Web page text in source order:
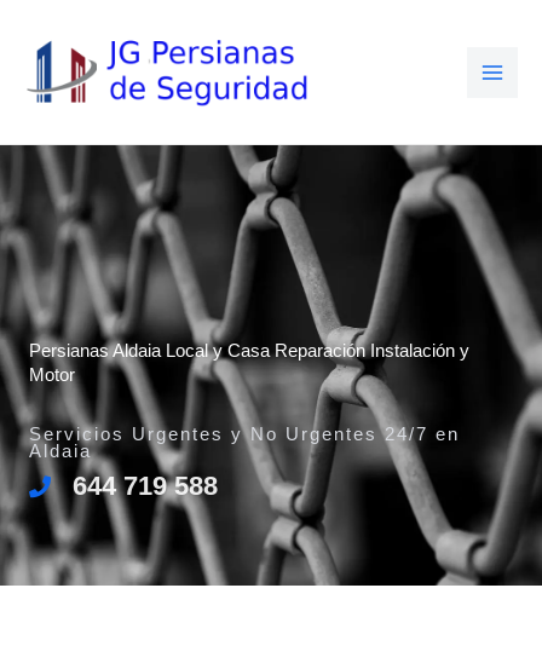
contenido
Persianas Aldaia Local y Casa Reparación Instalación y
Motor
Servicios Urgentes y No Urgentes 24/7 en
Aldaia
644 719 588